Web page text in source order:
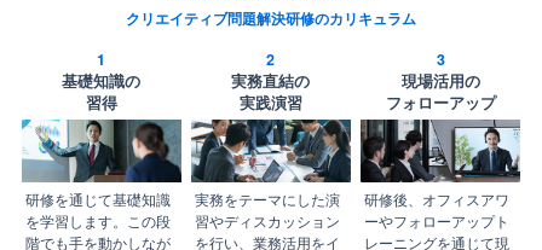
クリエイティブ問題解決研修のカリキュラム
1
基礎知識の
習得
研修を通じて基礎知識
を学習します。この段
階でも手を動かしなが
2
実務直結の
実践演習
実務をテーマにした演
習やディスカッション
を行い、業務活用をイ
3
現場活用の
フォローアップ
研修後、オフィスアワ
ーやフォローアップト
レーニングを通じて現